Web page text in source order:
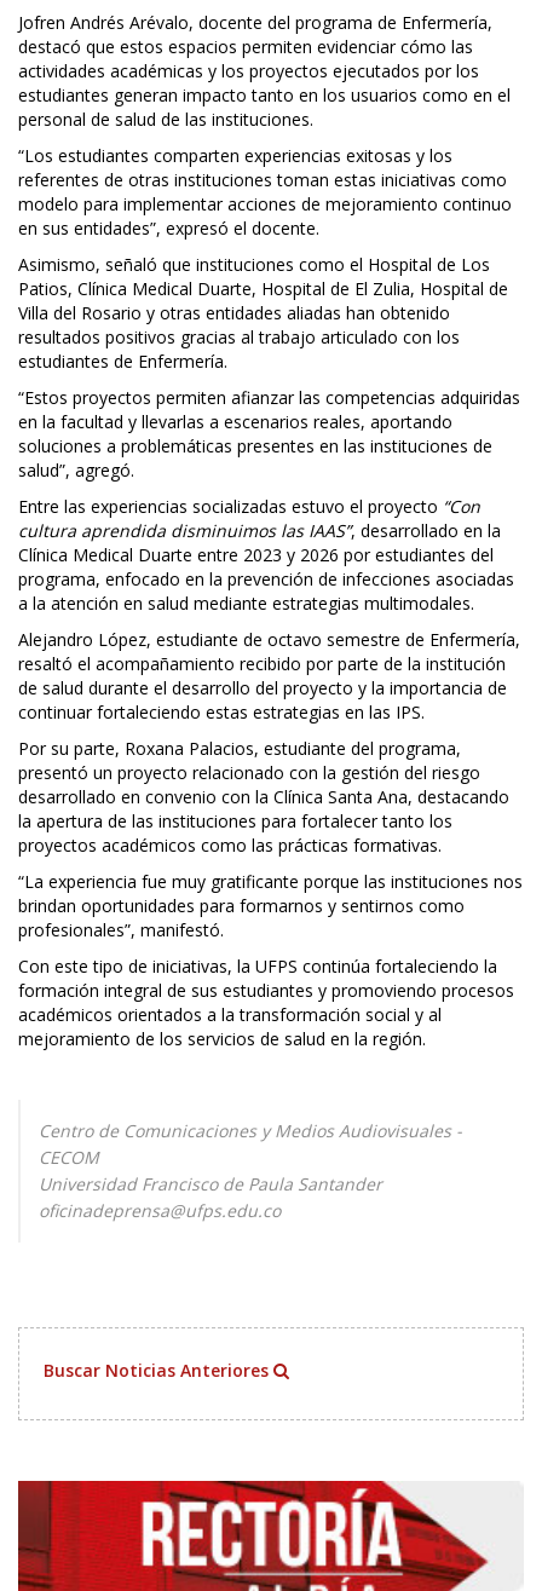
Jofren Andrés Arévalo, docente del programa de Enfermería,
destacó que estos espacios permiten evidenciar cómo las
actividades académicas y los proyectos ejecutados por los
estudiantes generan impacto tanto en los usuarios como en el
personal de salud de las instituciones.
“Los estudiantes comparten experiencias exitosas y los
referentes de otras instituciones toman estas iniciativas como
modelo para implementar acciones de mejoramiento continuo
en sus entidades”, expresó el docente.
Asimismo, señaló que instituciones como el Hospital de Los
Patios, Clínica Medical Duarte, Hospital de El Zulia, Hospital de
Villa del Rosario y otras entidades aliadas han obtenido
resultados positivos gracias al trabajo articulado con los
estudiantes de Enfermería.
“Estos proyectos permiten afianzar las competencias adquiridas
en la facultad y llevarlas a escenarios reales, aportando
soluciones a problemáticas presentes en las instituciones de
salud”, agregó.
Entre las experiencias socializadas estuvo el proyecto “Con
cultura aprendida disminuimos las IAAS”, desarrollado en la
Clínica Medical Duarte entre 2023 y 2026 por estudiantes del
programa, enfocado en la prevención de infecciones asociadas
a la atención en salud mediante estrategias multimodales.
Alejandro López, estudiante de octavo semestre de Enfermería,
resaltó el acompañamiento recibido por parte de la institución
de salud durante el desarrollo del proyecto y la importancia de
continuar fortaleciendo estas estrategias en las IPS.
Por su parte, Roxana Palacios, estudiante del programa,
presentó un proyecto relacionado con la gestión del riesgo
desarrollado en convenio con la Clínica Santa Ana, destacando
la apertura de las instituciones para fortalecer tanto los
proyectos académicos como las prácticas formativas.
“La experiencia fue muy gratificante porque las instituciones nos
brindan oportunidades para formarnos y sentirnos como
profesionales”, manifestó.
Con este tipo de iniciativas, la UFPS continúa fortaleciendo la
formación integral de sus estudiantes y promoviendo procesos
académicos orientados a la transformación social y al
mejoramiento de los servicios de salud en la región.
Centro de Comunicaciones y Medios Audiovisuales -
CECOM
Universidad Francisco de Paula Santander
oficinadeprensa@ufps.edu.co
Buscar Noticias Anteriores